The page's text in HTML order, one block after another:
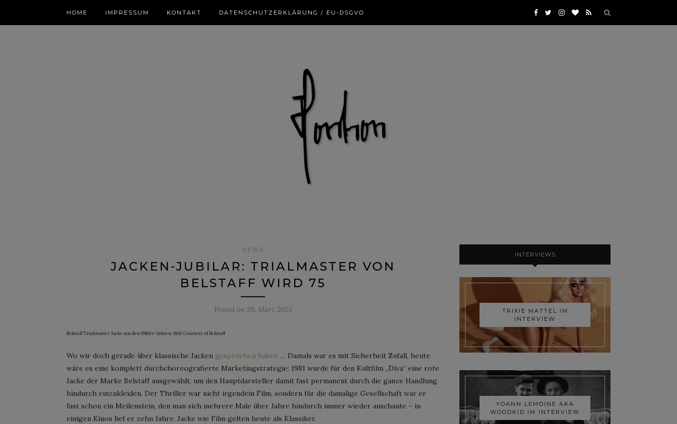
HOME IMPRESSUM KONTAKT DATENSCHUTZERKLÄRUNG / EU-DSGVO
NEWS
JACKEN-JUBILAR: TRIALMASTER VON
BELSTAFF WIRD 75
Posted on 29. März 2023
Belstaff Trialmaster Jacke aus den 1960er-Jahren; Bild: Courtesy of Belstaff
Wo wir doch gerade über klassische Jacken gesprochen haben … Damals war es mit Sicherheit Zufall, heute
wäre es eine komplett durchchoreografierte Marketingstrategie: 1981 wurde für den Kultfilm „Diva“ eine rote
Jacke der Marke Belstaff ausgewählt, um den Hauptdarsteller damit fast permanent durch die ganze Handlung
hindurch einzukleiden. Der Thriller war nicht irgendein Film, sondern für die damalige Gesellschaft war er
fast schon ein Meilenstein, den man sich mehrere Male über Jahre hindurch immer wieder anschaute – in
einigen Kinos lief er zehn Jahre. Jacke wie Film gelten heute als Klassiker.
INTERVIEWS
TRIXIE MATTEL IM
INTERVIEW
YOANN LEMOINE AKA
WOODKID IM INTERVIEW